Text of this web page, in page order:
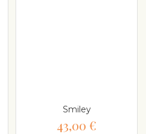
Smiley
43,00 €